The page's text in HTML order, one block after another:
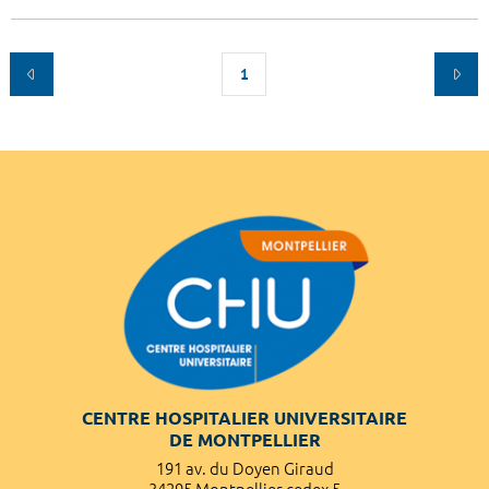
1
CENTRE HOSPITALIER UNIVERSITAIRE
DE MONTPELLIER
191 av. du Doyen Giraud